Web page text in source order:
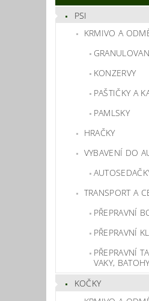
PSI
KRMIVO A
KONZERVY
PAŠTIČKY A
PAMLSKY
HRAČKY
VYBAVENÍ DO
TRANSPORT A
PŘEPRAVNÍ
PŘEPRAVNÍ
PŘEPRAVNÍ
VAKY,
KOČKY